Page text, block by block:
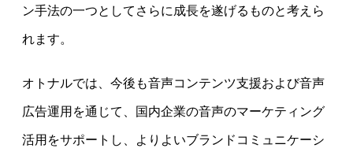
ン手法の一つとしてさらに成長を遂げるものと考えら
れます。
オトナルでは、今後も音声コンテンツ支援および音声
広告運用を通じて、国内企業の音声のマーケティング
活用をサポートし、よりよいブランドコミュニケーシ